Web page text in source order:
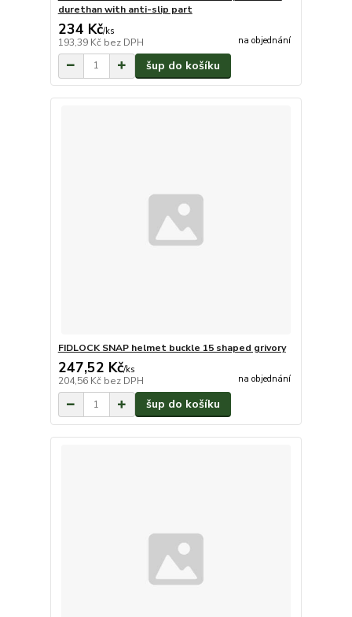
durethan with anti-slip part
234 Kč/ks
193,39 Kč bez DPH na objednání
šup do košíku
FIDLOCK SNAP helmet buckle 15 shaped grivory
247,52 Kč/ks
204,56 Kč bez DPH na objednání
šup do košíku